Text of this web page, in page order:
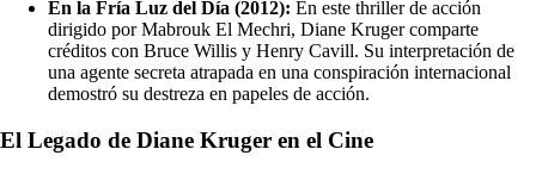
En la Fría Luz del Día (2012): En este thriller de acción
dirigido por Mabrouk El Mechri, Diane Kruger comparte
créditos con Bruce Willis y Henry Cavill. Su interpretación de
una agente secreta atrapada en una conspiración internacional
demostró su destreza en papeles de acción.
El Legado de Diane Kruger en el Cine